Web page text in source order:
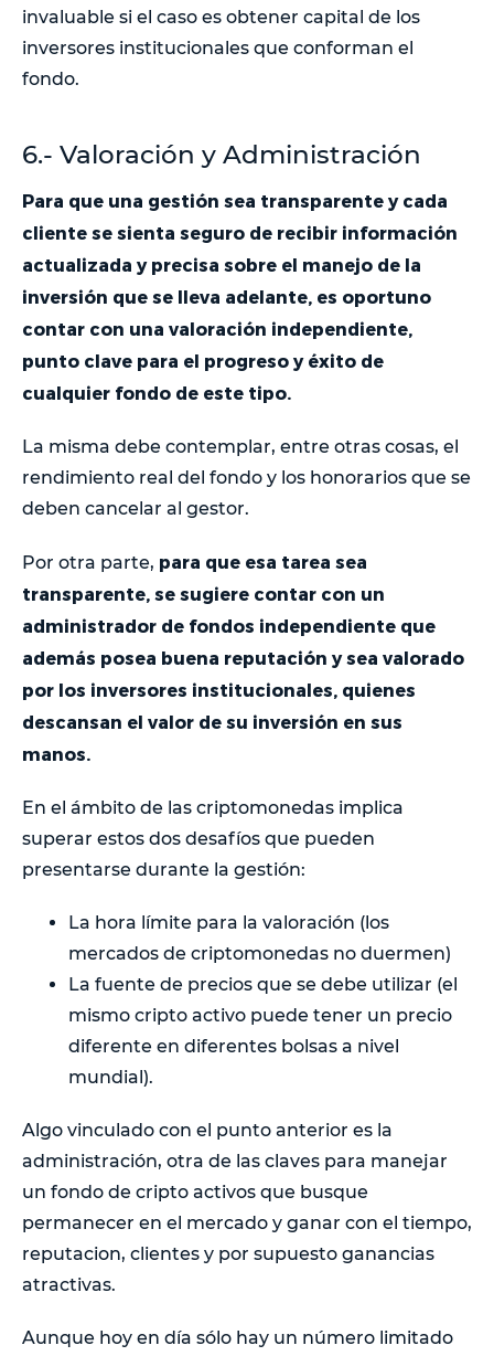
invaluable si el caso es obtener capital de los
inversores institucionales que conforman el
fondo.
6.- Valoración y Administración
Para que una gestión sea transparente y cada
cliente se sienta seguro de recibir información
actualizada y precisa sobre el manejo de la
inversión que se lleva adelante, es oportuno
contar con una valoración independiente,
punto clave para el progreso y éxito de
cualquier fondo de este tipo.
La misma debe contemplar, entre otras cosas, el
rendimiento real del fondo y los honorarios que se
deben cancelar al gestor.
Por otra parte, para que esa tarea sea
transparente, se sugiere contar con un
administrador de fondos independiente que
además posea buena reputación y sea valorado
por los inversores institucionales, quienes
descansan el valor de su inversión en sus
manos.
En el ámbito de las criptomonedas implica
superar estos dos desafíos que pueden
presentarse durante la gestión:
La hora límite para la valoración (los
mercados de criptomonedas no duermen)
La fuente de precios que se debe utilizar (el
mismo cripto activo puede tener un precio
diferente en diferentes bolsas a nivel
mundial).
Algo vinculado con el punto anterior es la
administración, otra de las claves para manejar
un fondo de cripto activos que busque
permanecer en el mercado y ganar con el tiempo,
reputacion, clientes y por supuesto ganancias
atractivas.
Aunque hoy en día sólo hay un número limitado